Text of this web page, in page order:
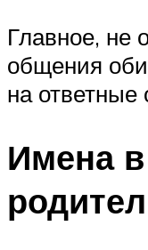
Главное, не
общения
на ответные
Имена в